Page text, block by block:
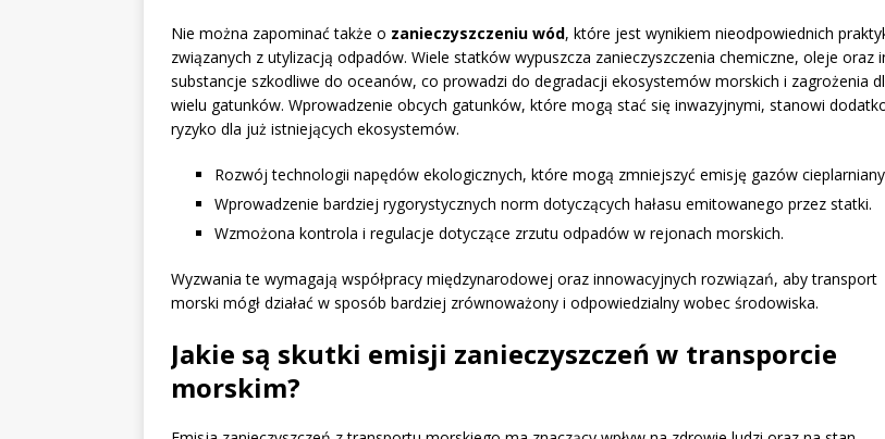
Nie można zapominać także o zanieczyszczeniu wód, które jest wynikiem nieodpowiednich
związanych z utylizacją odpadów. Wiele statków wypuszcza zanieczyszczenia chemiczne, oleje oraz
substancje szkodliwe do oceanów, co prowadzi do degradacji ekosystemów morskich i zagrożenia
wielu gatunków. Wprowadzenie obcych gatunków, które mogą stać się inwazyjnymi, stanowi
ryzyko dla już istniejących ekosystemów.
Rozwój technologii napędów ekologicznych, które mogą zmniejszyć emisję gazów
Wprowadzenie bardziej rygorystycznych norm dotyczących hałasu emitowanego przez statki.
Wzmożona kontrola i regulacje dotyczące zrzutu odpadów w rejonach morskich.
Wyzwania te wymagają współpracy międzynarodowej oraz innowacyjnych rozwiązań, aby transport
morski mógł działać w sposób bardziej zrównoważony i odpowiedzialny wobec środowiska.
Jakie są skutki emisji zanieczyszczeń w transporcie
morskim?